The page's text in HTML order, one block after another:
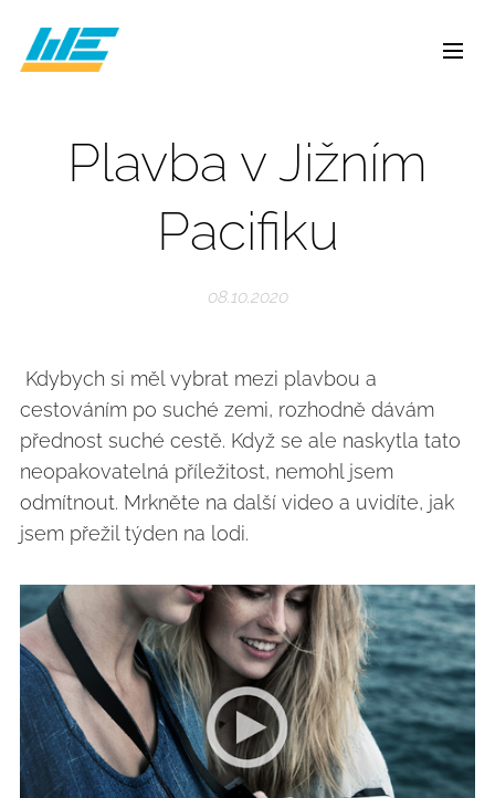
Plavba v Jižním
Pacifiku
08.10.2020
Kdybych si měl vybrat mezi plavbou a
cestováním po suché zemi, rozhodně dávám
přednost suché cestě. Když se ale naskytla tato
neopakovatelná příležitost, nemohl jsem
odmítnout. Mrkněte na další video a uvidíte, jak
jsem přežil týden na lodi.